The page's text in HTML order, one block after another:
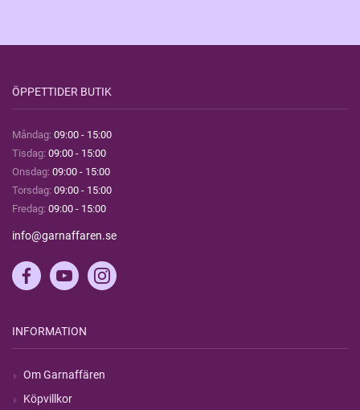
ÖPPETTIDER BUTIK
Måndag: 09:00 - 15:00
Tisdag: 09:00 - 15:00
Onsdag: 09:00 - 15:00
Torsdag: 09:00 - 15:00
Fredag: 09:00 - 15:00
info@garnaffaren.se
INFORMATION
Om Garnaffären
Köpvillkor